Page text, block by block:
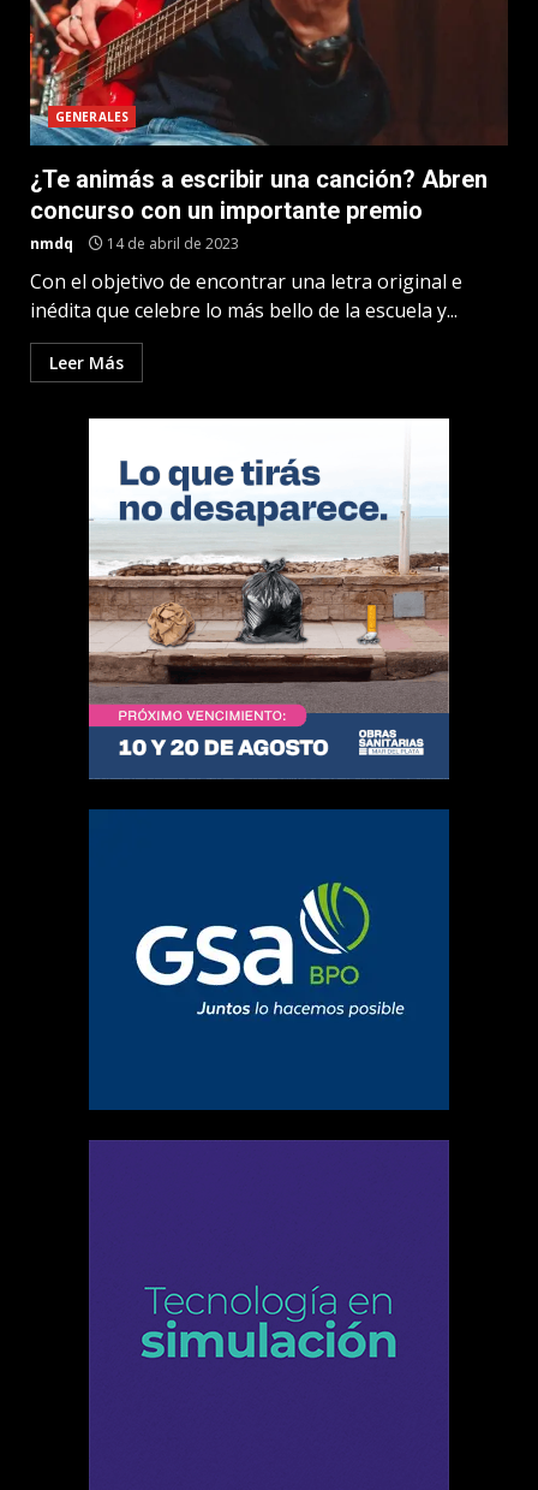
GENERALES
¿Te animás a escribir una canción? Abren
concurso con un importante premio
nmdq 14 de abril de 2023
Con el objetivo de encontrar una letra original e
inédita que celebre lo más bello de la escuela y...
Leer Más